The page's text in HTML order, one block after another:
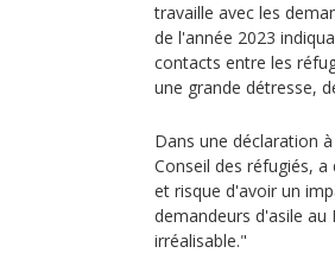
travaille avec les
de l'année 2023
contacts entre les
une grande détresse,
Dans une déclaration à
Conseil des réfugiés,
et risque d'avoir un
demandeurs d'asile
irréalisable."